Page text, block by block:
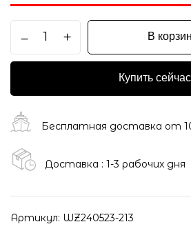
В
Купить сейчас
Бесплатная доставка от
Доставка : 1-3 рабочих дня
Артикул: WZ240523-213